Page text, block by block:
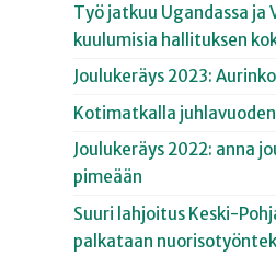
Työ jatkuu Ugandassa ja
kuulumisia hallituksen
Joulukeräys 2023:
Kotimatkalla
Joulukeräys 2022: anna
pimeään
Suuri lahjoitus Keski-
palkataan